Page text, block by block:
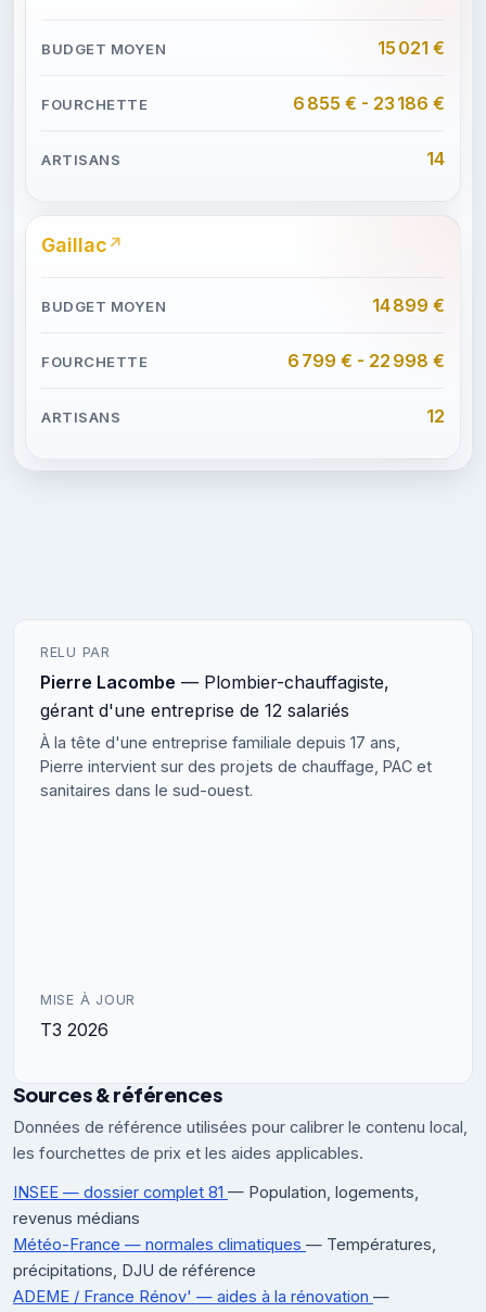
15 021 €
6 855 € - 23 186 €
14
Gaillac
14 899 €
6 799 € - 22 998 €
12
RELU PAR
Pierre Lacombe — Plombier-chauffagiste,
gérant d'une entreprise de 12 salariés
À la tête d'une entreprise familiale depuis 17 ans,
Pierre intervient sur des projets de chauffage, PAC et
sanitaires dans le sud-ouest.
MISE À JOUR
T3 2026
Sources & références
Données de référence utilisées pour calibrer le contenu local,
les fourchettes de prix et les aides applicables.
INSEE — dossier complet 81 — Population, logements,
revenus médians
Météo-France — normales climatiques — Températures,
précipitations, DJU de référence
ADEME / France Rénov' — aides à la rénovation —